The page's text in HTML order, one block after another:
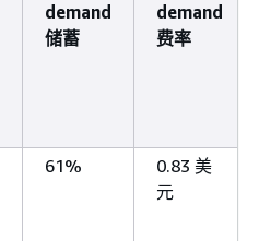
demand
储蓄
demand
费率
61%
0.83 美
元